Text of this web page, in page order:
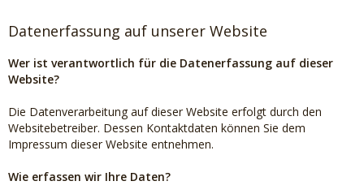
Datenerfassung auf unserer Website
Wer ist verantwortlich für die Datenerfassung auf dieser
Website?
Die Datenverarbeitung auf dieser Website erfolgt durch den
Websitebetreiber. Dessen Kontaktdaten können Sie dem
Impressum dieser Website entnehmen.
Wie erfassen wir Ihre Daten?